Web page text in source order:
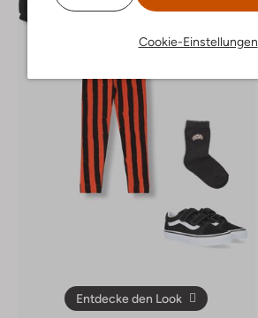
Cookie-Einstellungen
Entdecke den Look